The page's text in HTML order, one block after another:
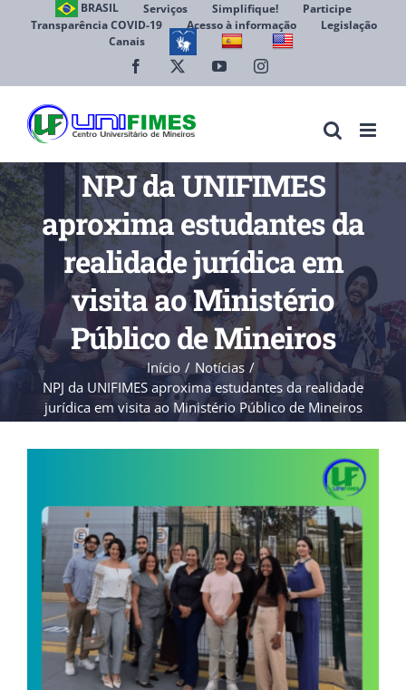
BRASIL Serviços Simplifique!
Participe
Transparência COVID-19
Acesso à informação
Legislação
Canais
Facebook YouTubeInstagram
NPJ da UNIFIMES
aproxima estudantes da
realidade jurídica em
visita ao Ministério
Público de Mineiros
Início
Notícias
NPJ da UNIFIMES aproxima estudantes da realidade
jurídica em visita ao Ministério Público de Mineiros